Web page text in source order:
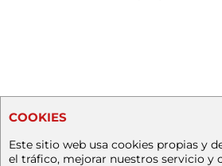
COOKIES
Este sitio web usa cookies propias y
el tráfico, mejorar nuestros servicio y